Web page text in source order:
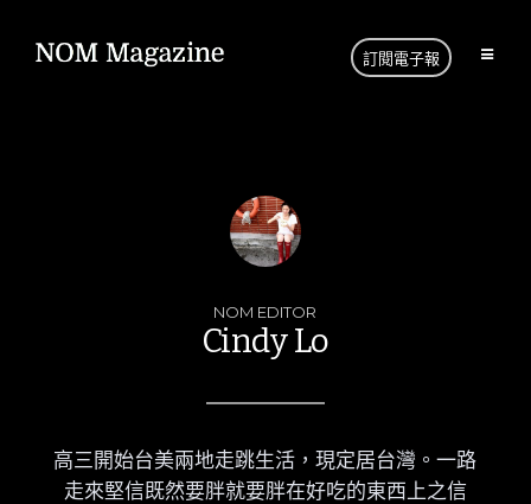
訂閱電子報
NOM EDITOR
Cindy Lo
高三開始台美兩地走跳生活，現定居台灣。一路
走來堅信既然要胖就要胖在好吃的東西上之信